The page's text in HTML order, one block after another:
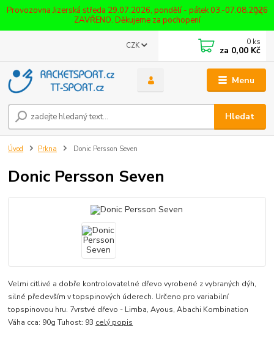
Provozovna Jizerská středa 29.07.2026, pondělí - pátek 03.-07.08.2026
ZAVŘENO. Děkujeme za pochopení
Menu
CZK
Hledat
0 ks
za 0,00 Kč
Úvod Prkna Donic Persson Seven
Donic Persson Seven
Velmi citlivé a dobře kontrolovatelné dřevo vyrobené z vybraných dýh,
silné především v topspinových úderech. Určeno pro variabilní
topspinovou hru. 7vrstvé dřevo - Limba, Ayous, Abachi Kombination
Váha cca: 90g Tuhost: 93 celý popis